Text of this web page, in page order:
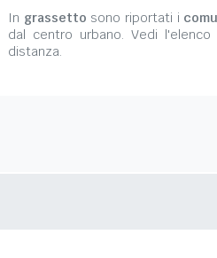
In grassetto sono riportati i
dal centro urbano. Vedi
distanza.